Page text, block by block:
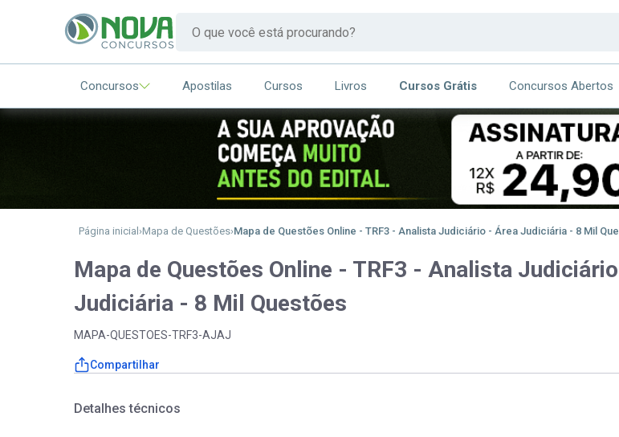
Concursos Apostilas Cursos Livros Cursos Grátis Concursos Abertos
Página inicial Mapa de Questões Mapa de Questões Online - TRF3 - Analista Judiciário - Área Judiciária - 8 Mil
Mapa de Questões Online - TRF3 - Analista
Judiciária - 8 Mil Questões
MAPA-QUESTOES-TRF3-AJAJ
Compartilhar
Detalhes técnicos